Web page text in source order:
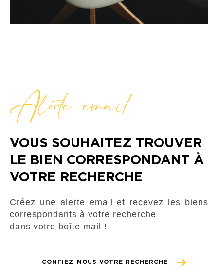
Alerte email
VOUS SOUHAITEZ TROUVER
LE BIEN CORRESPONDANT À
VOTRE RECHERCHE
Créez une alerte email et recevez les biens
correspondants à votre recherche
dans votre boîte mail !
CONFIEZ-NOUS VOTRE RECHERCHE